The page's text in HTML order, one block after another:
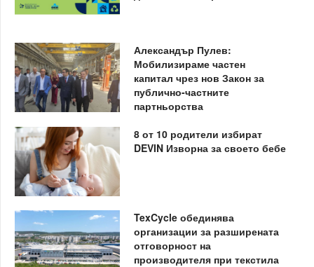
Александър Пулев:
Мобилизираме частен
капитал чрез нов Закон за
публично-частните
партньорства
8 от 10 родители избират
DEVIN Изворна за своето бебе
TexCycle обединява
организации за разширената
отговорност на
производителя при текстила